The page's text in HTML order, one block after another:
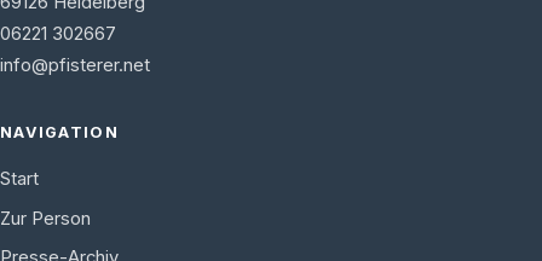
06221 302667
info@pfisterer.net
NAVIGATION
Start
Zur Person